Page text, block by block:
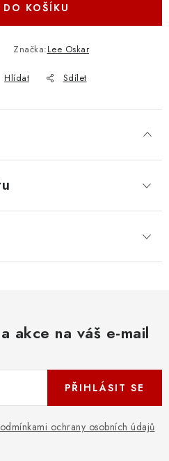
BLOG
ÚDAJŮ
KOŠÍKU
Značka:Lee Oskar
Hlídat Sdílet
akce na váš e-mail
ochrany osobních údajů
PŘIHLÁSIT SE